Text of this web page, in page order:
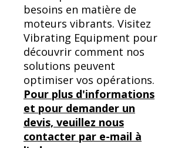
besoins en matière de
moteurs vibrants. Visitez
Vibrating Equipment pour
découvrir comment nos
solutions peuvent
optimiser vos opérations.
Pour plus d'informations
et pour demander un
devis, veuillez nous
contacter par e-mail à